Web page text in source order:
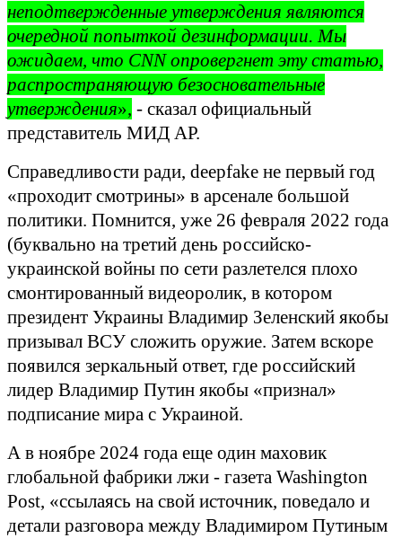
неподтвержденные утверждения являются
очередной попыткой дезинформации. Мы
ожидаем, что CNN опровергнет эту статью,
распространяющую безосновательные
утверждения», - сказал официальный
представитель МИД АР.
Справедливости ради, deepfake не первый год
«проходит смотрины» в арсенале большой
политики. Помнится, уже 26 февраля 2022 года
(буквально на третий день российско-
украинской войны по сети разлетелся плохо
смонтированный видеоролик, в котором
президент Украины Владимир Зеленский якобы
призывал ВСУ сложить оружие. Затем вскоре
появился зеркальный ответ, где российский
лидер Владимир Путин якобы «признал»
подписание мира с Украиной.
А в ноябре 2024 года еще один маховик
глобальной фабрики лжи - газета Washington
Post, «ссылаясь на свой источник, поведало и
детали разговора между Владимиром Путиным